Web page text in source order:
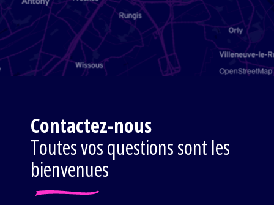
OpenStreetMap
Contactez-nous
Toutes vos questions sont les
bienvenues